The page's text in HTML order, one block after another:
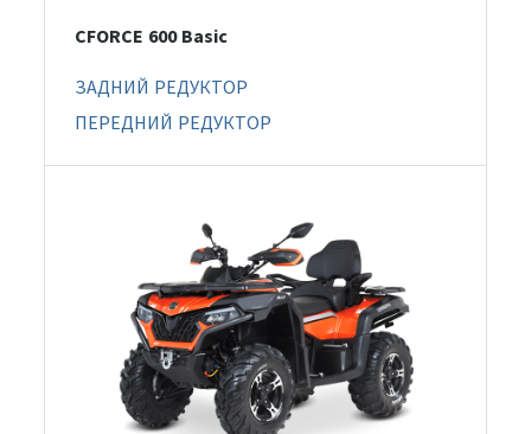
CFORCE 600 Basic
ЗАДНИЙ РЕДУКТОР
ПЕРЕДНИЙ РЕДУКТОР